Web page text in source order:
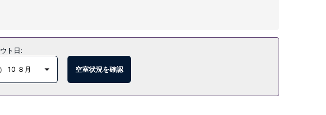
だけます。
ご利用ください。バー / ラウンジまたはプールサイドバーで、お好きなドリンク
ト日:
） 10 ８月 空室状況を確認